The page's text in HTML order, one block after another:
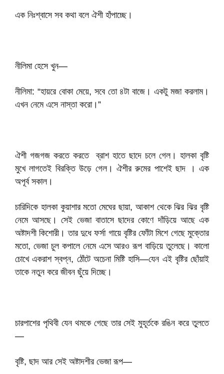
এক নিঃশ্বাসে সব কথা বলে ঐশী হাঁপাচ্ছে।
নীলিমা হেসে খুন—
নীলিমা: “হায়রে বোকা মেয়ে, সবে তো ৪টা বাজে। একটু মজা করলাম।
এখন নেমে এসে নাস্তা করো।”
ঐশী গজগজ করতে করতে ব্রাশ হাতে ছাদে চলে গেল। হালকা বৃষ্টি
মুখে লাগতেই বিরক্তি উড়ে গেল। ঐশীর রুমের পাশেই ছাদ । এক
অপূর্ব সকাল।
চারিদিকে হালকা কুয়াশার মতো মেঘের ছায়া, আকাশ থেকে ঝির ঝির বৃষ্টি
নেমে আসছে। সেই ভেজা বাতাসে ছাদের কোণে দাঁড়িয়ে আছে এক
অষ্টাদশী কিশোরী। তার দুধে ফর্সা গায়ে বৃষ্টির ফোঁটা মিশে গেছে মুক্তোর
মতো, ভেজা চুল কপালে নেমে এসে আরও রূপ বাড়িয়ে তুলেছে। কালো
চোখে একরাশ স্বপ্ন, ঠোঁটে অচেনা মিষ্টি হাসি—যেন এই বৃষ্টির ছোঁয়াই
তাকে নতুন করে জীবন ছুঁয়ে দিচ্ছে।
চারপাশের পৃথিবী যেন থমকে গেছে তার সেই মুহূর্তকে রঙিন করে তুলতে
—
বৃষ্টি, ছাদ আর সেই অষ্টাদশীর ভেজা রূপ—